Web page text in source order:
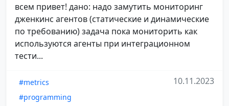
всем привет! дано: надо замутить мониторинг
дженкинс агентов (статические и динамические
по требованию) задача пока мониторить как
используются агенты при интеграционном
тести...
#metrics
#programming
10.11.2023